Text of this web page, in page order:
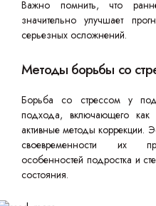
Важно помнить, что
значительно улучшает
серьезных осложнений.
Методы борьбы со
Борьба со стрессом у
подхода, включающего как
активные методы коррекции.
своевременности их
особенностей подростка и
состояния.